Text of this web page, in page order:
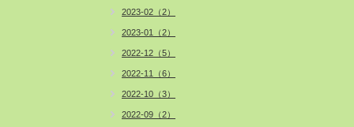
2023-02（2）
2023-01（2）
2022-12（5）
2022-11（6）
2022-10（3）
2022-09（2）